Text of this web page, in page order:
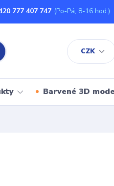
CZK
777 407 747 (Po-Pá, 8-16 hod.)
Barvené 3D